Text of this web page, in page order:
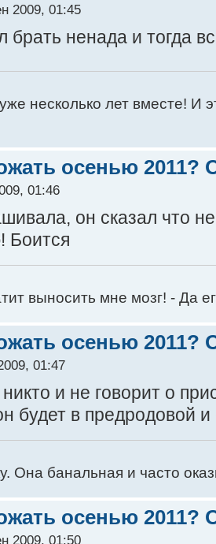
2009, 01:45
брать ненада и тогда
несколько лет вместе! И
осенью 2011?
01:46
он сказал что
Боится
выносить мне мозг! - Да
осенью 2011?
01:47
и не говорит о
будет в предродовой
Она банальная и часто
осенью 2011?
2009, 01:50